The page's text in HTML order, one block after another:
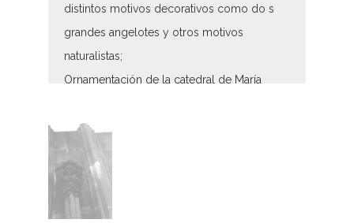
distintos motivos decorativos como do s
grandes angelotes y otros motivos
naturalistas;
Ornamentación de la catedral de María
Tipo de contenido
Fotográfico
Características del soporte